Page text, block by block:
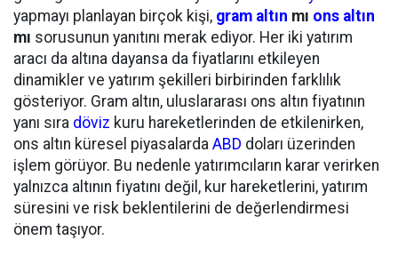
yapmayı planlayan birçok kişi, gram altın mı ons altın
mı sorusunun yanıtını merak ediyor. Her iki yatırım
aracı da altına dayansa da fiyatlarını etkileyen
dinamikler ve yatırım şekilleri birbirinden farklılık
gösteriyor. Gram altın, uluslararası ons altın fiyatının
yanı sıra döviz kuru hareketlerinden de etkilenirken,
ons altın küresel piyasalarda ABD doları üzerinden
işlem görüyor. Bu nedenle yatırımcıların karar verirken
yalnızca altının fiyatını değil, kur hareketlerini, yatırım
süresini ve risk beklentilerini de değerlendirmesi
önem taşıyor.